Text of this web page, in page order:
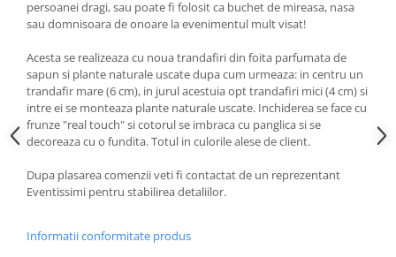
persoanei dragi, sau poate fi folosit ca buchet de mireasa, nasa
sau domnisoara de onoare la evenimentul mult visat!
Acesta se realizeaza cu noua trandafiri din foita parfumata de
sapun si plante naturale uscate dupa cum urmeaza: in centru un
trandafir mare (6 cm), in jurul acestuia opt trandafiri mici (4 cm) si
intre ei se monteaza plante naturale uscate. Inchiderea se face cu
frunze "real touch" si cotorul se imbraca cu panglica si se
decoreaza cu o fundita. Totul in culorile alese de client.
Dupa plasarea comenzii veti fi contactat de un reprezentant
Eventissimi pentru stabilirea detaliilor.
Informatii conformitate produs